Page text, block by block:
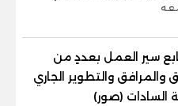
سير العمل بعددٍ من
والتطوير الجاري
السادات (صور)